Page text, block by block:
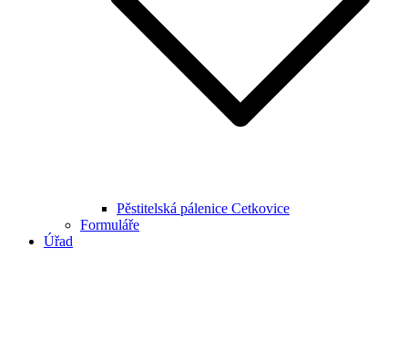
Pěstitelská pálenice Cetkovice
Formuláře
Úřad